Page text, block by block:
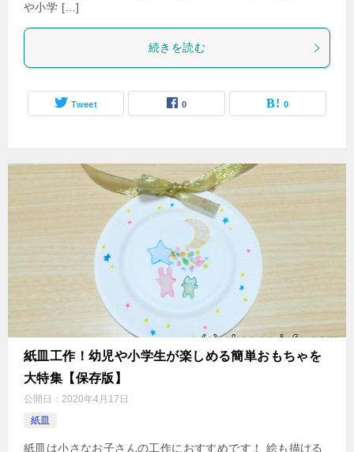
や小学 […]
続きを読む
Tweet 0 0
紙皿工作！幼児や小学生が楽しめる簡単おもちゃを
大特集【保存版】
公開日： 2020年4月17日
紙皿
紙皿は小さなお子さんの工作におすすめです！ 絵も描ける